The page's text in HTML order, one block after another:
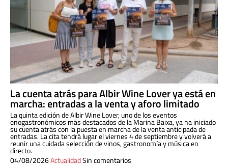
La cuenta atrás para Albir Wine Lover ya está en
marcha: entradas a la venta y aforo limitado
La quinta edición de Albir Wine Lover, uno de los eventos
enogastronómicos más destacados de la Marina Baixa, ya ha iniciado
su cuenta atrás con la puesta en marcha de la venta anticipada de
entradas. La cita tendrá lugar el viernes 4 de septiembre y volverá a
reunir una cuidada selección de vinos, gastronomía y música en
directo.
04/08/2026ActualidadSin comentarios